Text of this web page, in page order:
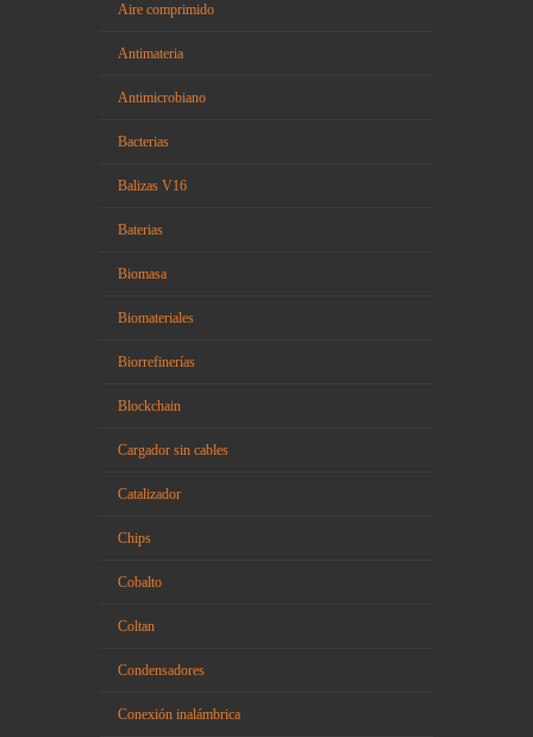
Aire comprimido
Antimateria
Antimicrobiano
Bacterias
Balizas V16
Baterias
Biomasa
Biomateriales
Biorrefinerías
Blockchain
Cargador sin cables
Catalizador
Chips
Cobalto
Coltan
Condensadores
Conexión inalámbrica